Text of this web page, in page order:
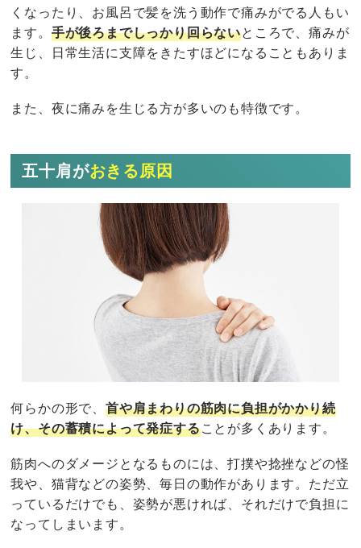
くなったり、お風呂で髪を洗う動作で痛みがでる人もい
ます。 手が後ろまでしっかり回らないところで、痛みが
生じ、日常生活に支障をきたすほどになることもありま
す。
また、夜に痛みを生じる方が多いのも特徴です。
五十肩がおきる原因
何らかの形で、首や肩まわりの筋肉に負担がかかり続
け、その蓄積によって発症することが多くあります。
筋肉へのダメージとなるものには、打撲や捻挫などの怪
我や、猫背などの姿勢、毎日の動作があります。ただ立
っているだけでも、姿勢が悪ければ、それだけで負担に
なってしまいます。